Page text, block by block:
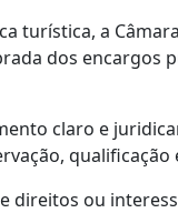
turística, a
dos encargos
claro e
direitos ou